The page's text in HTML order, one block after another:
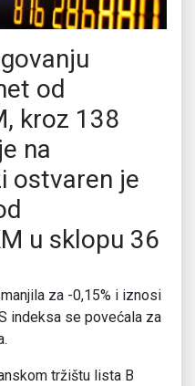
od
kroz 138
na
ostvaren je
u sklopu 36
za -0,15% i iznosi
indeksa se povećala za
tržištu lista B